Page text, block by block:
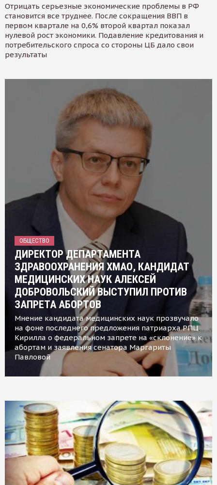
Отрицать серьезные экономические проблемы в РФ
становится все труднее. После сокращения ВВП в
первом квартале на 0,6% второй квартал показал
нулевой рост экономики. Подавление кредитования и
потребительского спроса со стороны ЦБ дало свои
результаты
ОБЩЕСТВО
ДИРЕКТОР ДЕПАРТАМЕНТА
ЗДРАВООХРАНЕНИЯ ХМАО, КАНДИДАТ
МЕДИЦИНСКИХ НАУК АЛЕКСЕЙ
ДОБРОВОЛЬСКИЙ ВЫСТУПИЛ ПРОТИВ
ЗАПРЕТА АБОРТОВ
Мнение кандидата медицинских наук прозвучало
на фоне последнего предложения патриарха РПЦ
Кирилла о федеральном запрете на «склонение» к
абортам и заявления сенатора Маргариты
Павловой